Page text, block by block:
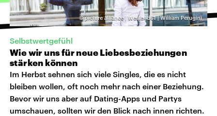
©picture alliance | Westend61 | William Perugini
Selbstwertgefühl
Wie wir uns für neue Liebesbeziehungen
stärken können
Im Herbst sehnen sich viele Singles, die es nicht
bleiben wollen, oft noch mehr nach einer Beziehung.
Bevor wir uns aber auf Dating-Apps und Partys
umschauen, sollten wir den Blick nach innen richten.